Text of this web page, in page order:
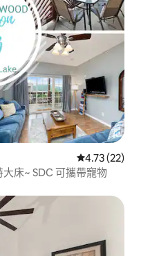
從 22 則評價
4.73 (22)
床~ SDC 可攜帶寵物